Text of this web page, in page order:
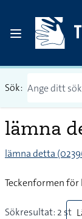
Sök:
lämna
lämna detta
Teckenformen för
Sökresultat: 2 st